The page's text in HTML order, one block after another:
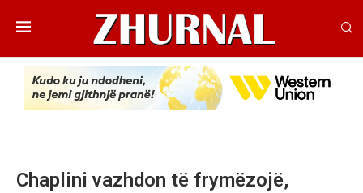
Chaplini vazhdon të frymëzojë,